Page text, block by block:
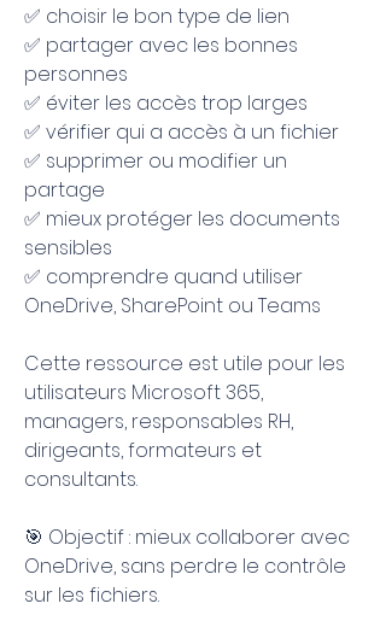
✅ choisir le bon type de lien
✅ partager avec les bonnes
personnes
✅ éviter les accès trop larges
✅ vérifier qui a accès à un fichier
✅ supprimer ou modifier un
partage
✅ mieux protéger les documents
sensibles
✅ comprendre quand utiliser
OneDrive, SharePoint ou Teams
Cette ressource est utile pour les
utilisateurs Microsoft 365,
managers, responsables RH,
dirigeants, formateurs et
consultants.
🎯 Objectif : mieux collaborer avec
OneDrive, sans perdre le contrôle
sur les fichiers.